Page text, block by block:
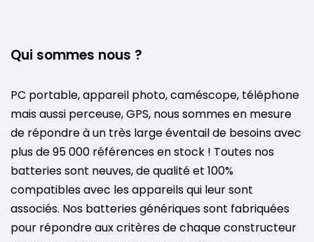
Qui sommes nous ?
PC portable, appareil photo, caméscope, téléphone
mais aussi perceuse, GPS, nous sommes en mesure
de répondre à un très large éventail de besoins avec
plus de 95 000 références en stock ! Toutes nos
batteries sont neuves, de qualité et 100%
compatibles avec les appareils qui leur sont
associés. Nos batteries génériques sont fabriquées
pour répondre aux critères de chaque constructeur